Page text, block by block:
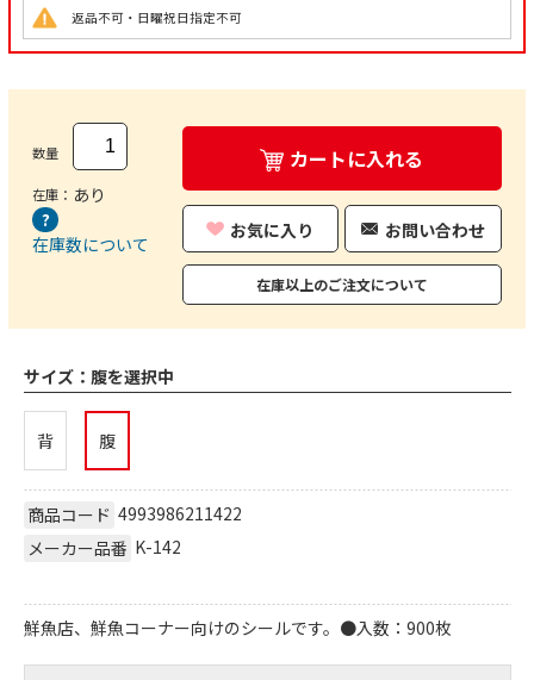
返品不可・日曜祝日指定不可
数量
在庫： あり
在庫数について
カートに入れる
お気に入り お問い合わせ
在庫以上のご注文について
サイズ： 腹を選択中
背 腹
商品コード 4993986211422
メーカー品番 K-142
鮮魚店、鮮魚コーナー向けのシールです。●入数：900枚